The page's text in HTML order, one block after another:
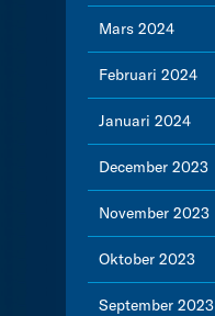
Mars 2024
Februari 2024
Januari 2024
December 2023
November 2023
Oktober 2023
September 2023